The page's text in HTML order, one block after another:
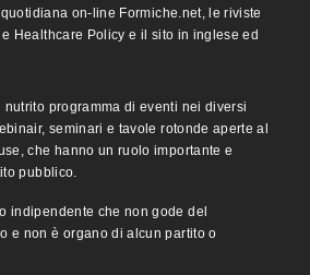
on-line Formiche.net, le riviste
Healthcare Policy e il sito in inglese ed
nutrito programma di eventi nei diversi
seminari e tavole rotonde aperte al
che hanno un ruolo importante e
pubblico.
indipendente che non gode del
e non è organo di alcun partito o